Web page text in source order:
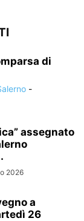
di
-
assegnato
2026
a
26